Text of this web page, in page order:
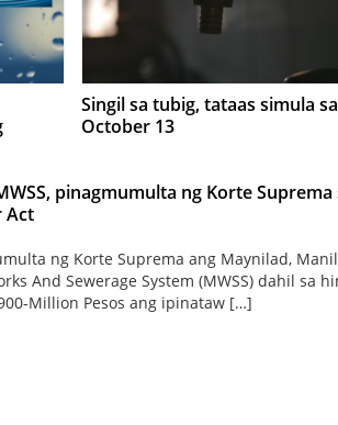
Singil sa tubig, tataas simula sa
October 13
pinagmumulta ng Korte Suprema
Act
ng Korte Suprema ang Maynilad,
And Sewerage System (MWSS) dahil sa
Million Pesos ang ipinataw […]